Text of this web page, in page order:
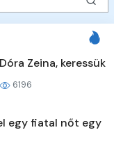
Zeina, keressük
6196
egy fiatal nőt egy